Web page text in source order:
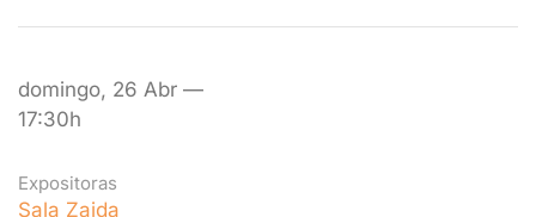
domingo, 26 Abr —
17:30h
Expositoras
Sala Zaida